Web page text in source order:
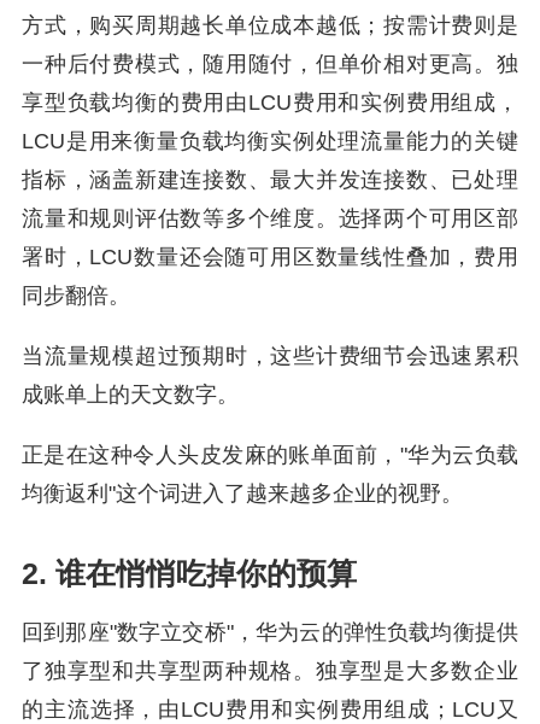
方式，购买周期越长单位成本越低；按需计费则是
一种后付费模式，随用随付，但单价相对更高。独
享型负载均衡的费用由LCU费用和实例费用组成，
LCU是用来衡量负载均衡实例处理流量能力的关键
指标，涵盖新建连接数、最大并发连接数、已处理
流量和规则评估数等多个维度。选择两个可用区部
署时，LCU数量还会随可用区数量线性叠加，费用
同步翻倍。
当流量规模超过预期时，这些计费细节会迅速累积
成账单上的天文数字。
正是在这种令人头皮发麻的账单面前，"华为云负载
均衡返利"这个词进入了越来越多企业的视野。
2. 谁在悄悄吃掉你的预算
回到那座"数字立交桥"，华为云的弹性负载均衡提供
了独享型和共享型两种规格。独享型是大多数企业
的主流选择，由LCU费用和实例费用组成；LCU又